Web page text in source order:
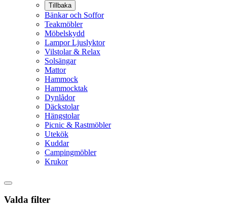
Tillbaka
Bänkar och Soffor
Teakmöbler
Möbelskydd
Lampor Ljuslyktor
Vilstolar & Relax
Solsängar
Mattor
Hammock
Hammocktak
Dynlådor
Däckstolar
Hängstolar
Picnic & Rastmöbler
Utekök
Kuddar
Campingmöbler
Krukor
Valda filter